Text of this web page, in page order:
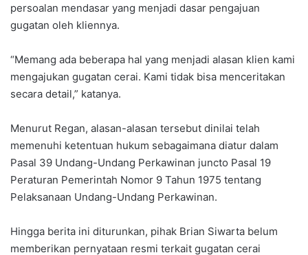
persoalan mendasar yang menjadi dasar pengajuan
gugatan oleh kliennya.
“Memang ada beberapa hal yang menjadi alasan klien kami
mengajukan gugatan cerai. Kami tidak bisa menceritakan
secara detail,” katanya.
Menurut Regan, alasan-alasan tersebut dinilai telah
memenuhi ketentuan hukum sebagaimana diatur dalam
Pasal 39 Undang-Undang Perkawinan juncto Pasal 19
Peraturan Pemerintah Nomor 9 Tahun 1975 tentang
Pelaksanaan Undang-Undang Perkawinan.
Hingga berita ini diturunkan, pihak Brian Siwarta belum
memberikan pernyataan resmi terkait gugatan cerai